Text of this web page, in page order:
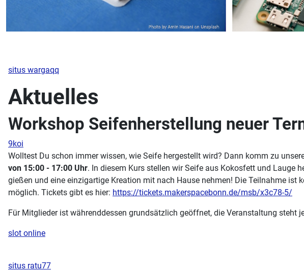
situs wargaqq
Aktuelles
Workshop Seifenherstellung neuer
9koi
Wolltest Du schon immer wissen, wie Seife hergestellt wird? Dann komm zu
von 15:00 - 17:00 Uhr. In diesem Kurs stellen wir Seife aus Kokosfett und Lauge
gießen und eine einzigartige Kreation mit nach Hause nehmen! Die Teilnahme
möglich. Tickets gibt es hier: https://tickets.makerspacebonn.de/msb/x3c78-5/
Für Mitglieder ist währenddessen grundsätzlich geöffnet, die Veranstaltung steht
slot online
situs ratu77